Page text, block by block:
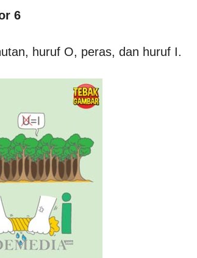
6
huruf O, peras, dan huruf I.